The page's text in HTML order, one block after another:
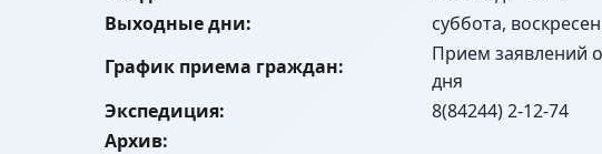
Выходные дни:
суббота,
График приема граждан:
Прием заявлений
дня
Экспедиция:
8(84244) 2-12-74
Архив: